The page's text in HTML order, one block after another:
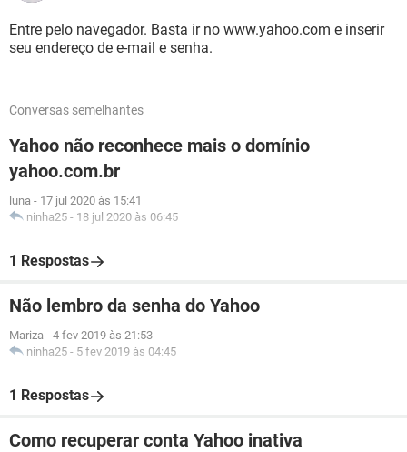
Entre pelo navegador. Basta ir no www.yahoo.com e inserir
seu endereço de e-mail e senha.
Conversas semelhantes
Yahoo não reconhece mais o domínio
yahoo.com.br
luna - 17 jul 2020 às 15:41
ninha25 - 18 jul 2020 às 06:45
1 Respostas
Não lembro da senha do Yahoo
Mariza - 4 fev 2019 às 21:53
ninha25 - 5 fev 2019 às 04:45
1 Respostas
Como recuperar conta Yahoo inativa